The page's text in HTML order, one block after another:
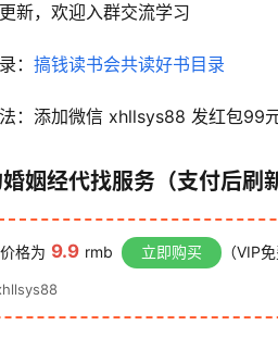
新，欢迎入群交流学习
： 搞钱读书会共读好书目录
：添加微信 xhllsys88 发红包99
姻经代找服务（支付后刷
格为 9.9 rmb 立即购买 （VIP免